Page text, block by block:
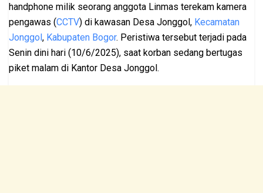
handphone milik seorang anggota Linmas terekam kamera
pengawas (CCTV) di kawasan Desa Jonggol, Kecamatan
Jonggol, Kabupaten Bogor. Peristiwa tersebut terjadi pada
Senin dini hari (10/6/2025), saat korban sedang bertugas
piket malam di Kantor Desa Jonggol.